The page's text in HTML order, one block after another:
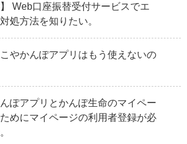
】 Web口座振替受付サービスでエ
処方法を知りたい。
こやかんぽアプリはもう使えないの
んぽアプリとかんぽ生命のマイペー
めにマイページの利用者登録が必